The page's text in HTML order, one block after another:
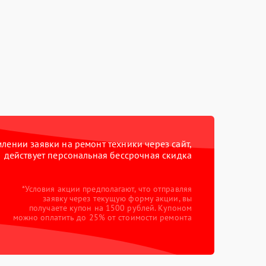
заявки на ремонт техники через сайт,
действует персональная бессрочная скидка
*Условия акции предполагают, что отправляя
заявку через текущую форму акции, вы
получаете купон на 1500 рублей. Купоном
можно оплатить до 25% от стоимости ремонта